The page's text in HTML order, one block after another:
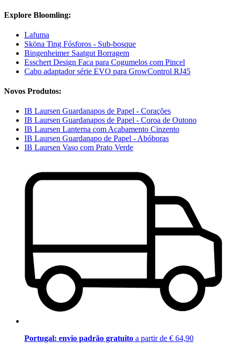
Explore Bloomling:
Lafuma
Sköna Ting Fósforos - Sub-bosque
Bingenheimer Saatgut Borragem
Esschert Design Faca para Cogumelos com Pincel
Cabo adaptador série EVO para GrowControl RJ45
Novos Produtos:
IB Laursen Guardanapos de Papel - Corações
IB Laursen Guardanapos de Papel - Coroa de Outono
IB Laursen Lanterna com Acabamento Cinzento
IB Laursen Guardanapo de Papel - Abóboras
IB Laursen Vaso com Prato Verde
Portugal: envio padrão gratuito a partir de € 64,90